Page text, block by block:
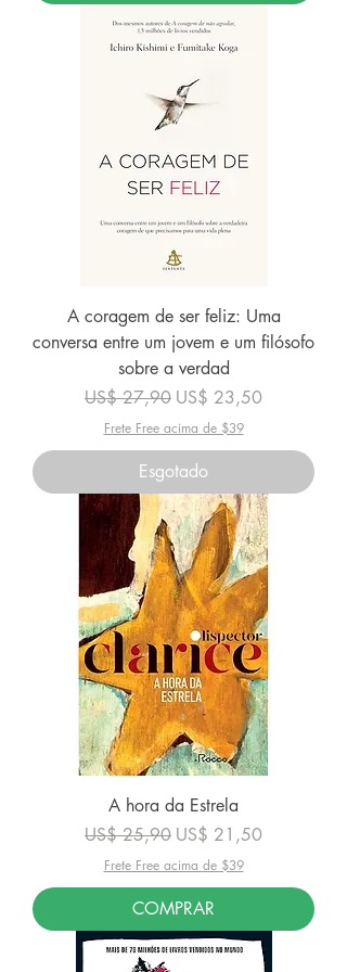
A coragem de ser feliz: Uma
conversa entre um jovem e um filósofo
sobre a verdad
Preço normal
US$ 27,90 Preço promocional
US$ 23,50
Frete Free acima de $39
Esgotado
A hora da Estrela
Preço normal
US$ 25,90 Preço promocional
US$ 21,50
Frete Free acima de $39
COMPRAR